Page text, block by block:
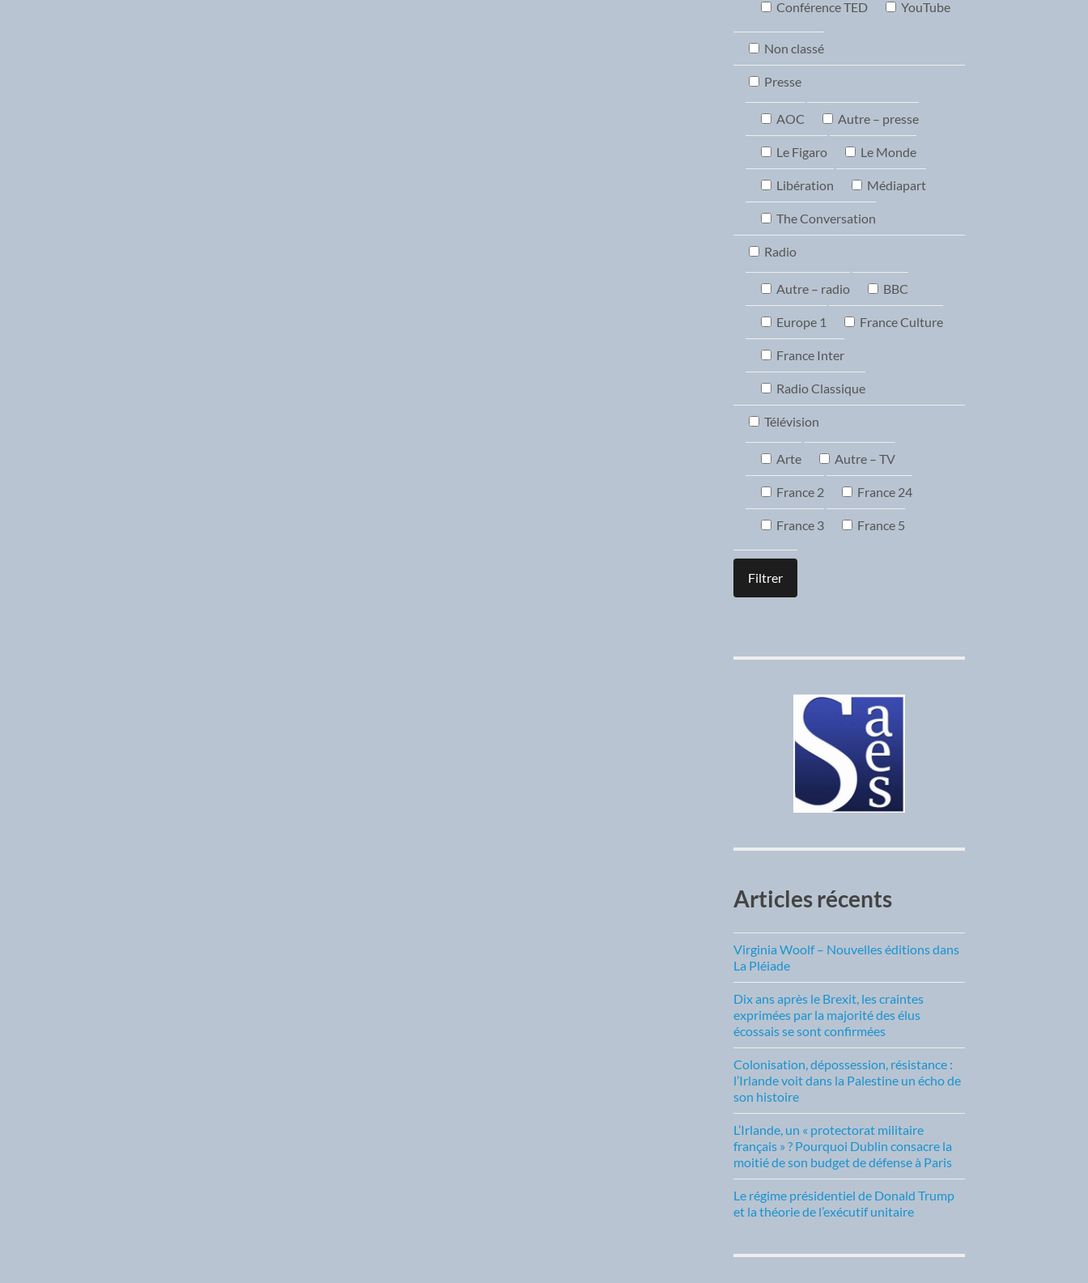
Conférence TED YouTube
Non classé
Presse
AOC Autre – presse
Le Figaro Le Monde
Libération Médiapart
The Conversation
Radio
Autre – radio BBC
Europe 1 France Culture
France Inter
Radio Classique
Télévision
Arte Autre – TV
France 2 France 24
France 3 France 5
Articles récents
Virginia Woolf – Nouvelles éditions dans
La Pléiade
Dix ans après le Brexit, les craintes
exprimées par la majorité des élus
écossais se sont confirmées
Colonisation, dépossession, résistance :
l’Irlande voit dans la Palestine un écho de
son histoire
L’Irlande, un « protectorat militaire
français » ? Pourquoi Dublin consacre la
moitié de son budget de défense à Paris
Le régime présidentiel de Donald Trump
et la théorie de l’exécutif unitaire